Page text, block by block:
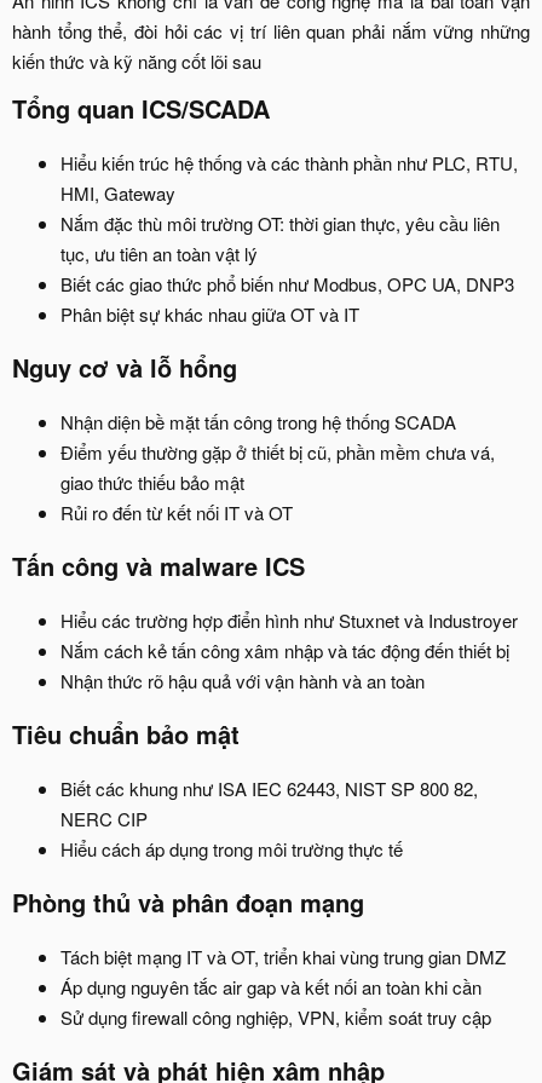
hành tổng thể, đòi hỏi các vị trí liên quan phải nắm vững những
kiến thức và kỹ năng cốt lõi sau​
Tổng quan ICS/SCADA
Hiểu kiến trúc hệ thống và các thành phần như PLC, RTU,
HMI, Gateway
Nắm đặc thù môi trường OT: thời gian thực, yêu cầu liên
tục, ưu tiên an toàn vật lý
Biết các giao thức phổ biến như Modbus, OPC UA, DNP3
Phân biệt sự khác nhau giữa OT và IT
Nguy cơ và lỗ hổng
Nhận diện bề mặt tấn công trong hệ thống SCADA
Điểm yếu thường gặp ở thiết bị cũ, phần mềm chưa vá,
giao thức thiếu bảo mật
Rủi ro đến từ kết nối IT và OT
Tấn công và malware ICS
Hiểu các trường hợp điển hình như Stuxnet và Industroyer
Nắm cách kẻ tấn công xâm nhập và tác động đến thiết bị
Nhận thức rõ hậu quả với vận hành và an toàn
Tiêu chuẩn bảo mật
Biết các khung như ISA IEC 62443, NIST SP 800 82,
NERC CIP
Hiểu cách áp dụng trong môi trường thực tế
Phòng thủ và phân đoạn mạng
Tách biệt mạng IT và OT, triển khai vùng trung gian DMZ
Áp dụng nguyên tắc air gap và kết nối an toàn khi cần
Sử dụng firewall công nghiệp, VPN, kiểm soát truy cập
Giám sát và phát hiện xâm nhập